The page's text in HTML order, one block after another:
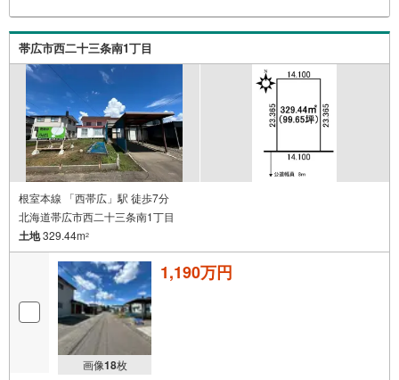
帯広市西二十三条南1丁目
根室本線 「西帯広」駅 徒歩7分
北海道帯広市西二十三条南1丁目
土地329.44m2
画像18枚
1,190万円